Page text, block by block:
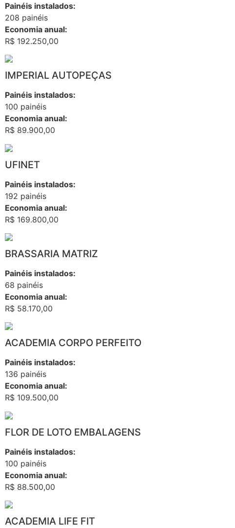
Painéis instalados:
208 painéis
Economia anual:
R$ 192.250,00
IMPERIAL AUTOPEÇAS
Painéis instalados:
100 painéis
Economia anual:
R$ 89.900,00
UFINET
Painéis instalados:
192 painéis
Economia anual:
R$ 169.800,00
BRASSARIA MATRIZ
Painéis instalados:
68 painéis
Economia anual:
R$ 58.170,00
ACADEMIA CORPO PERFEITO
Painéis instalados:
136 painéis
Economia anual:
R$ 109.500,00
FLOR DE LOTO EMBALAGENS
Painéis instalados:
100 painéis
Economia anual:
R$ 88.500,00
ACADEMIA LIFE FIT